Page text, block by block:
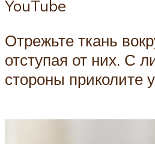
YouTube
Отрежьте ткань
отступая от них. С
стороны приколите